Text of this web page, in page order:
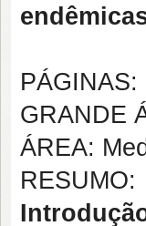
PÁGINAS:
GRANDE
ÁREA:
RESUMO: